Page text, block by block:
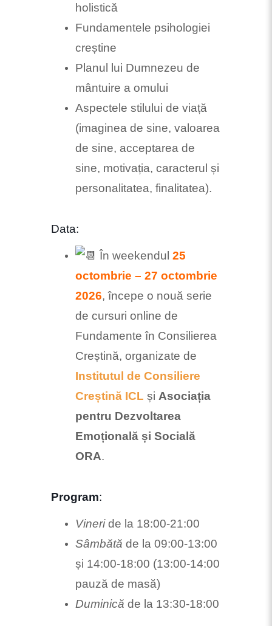
holistică
Fundamentele psihologiei
creștine
Planul lui Dumnezeu de
mântuire a omului
Aspectele stilului de viață
(imaginea de sine, valoarea
de sine, acceptarea de
sine, motivația, caracterul și
personalitatea, finalitatea).
Data:
În weekendul 25
octombrie – 27 octombrie
2026, începe o nouă serie
de cursuri online de
Fundamente în Consilierea
Creștină, organizate de
Institutul de Consiliere
Creștină ICL și Asociația
pentru Dezvoltarea
Emoțională și Socială
ORA.
Program:
Vineride la 18:00-21:00
Sâmbătă de la 09:00-13:00
și 14:00-18:00 (13:00-14:00
pauză de masă)
Duminică de la 13:30-18:00